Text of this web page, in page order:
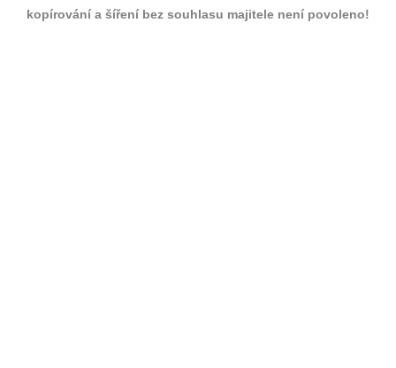
kopírování a šíření bez souhlasu majitele není povoleno!